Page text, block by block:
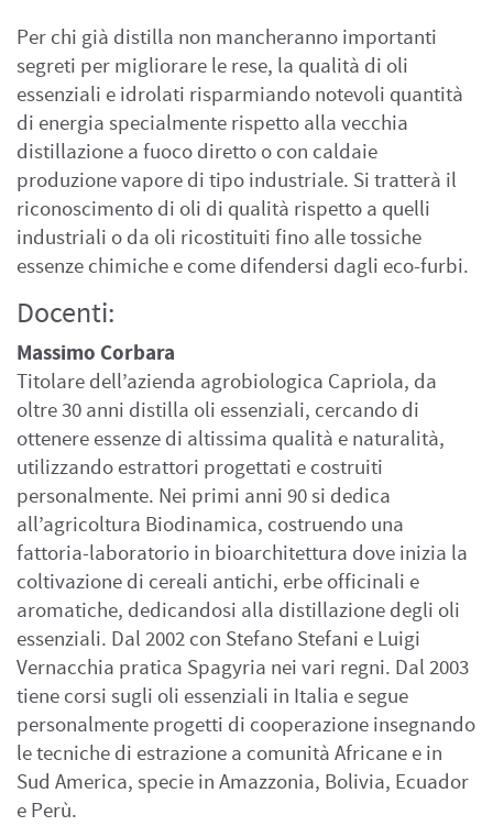
Per chi già distilla non mancheranno importanti
segreti per migliorare le rese, la qualità di oli
essenziali e idrolati risparmiando notevoli quantità
di energia specialmente rispetto alla vecchia
distillazione a fuoco diretto o con caldaie
produzione vapore di tipo industriale. Si tratterà il
riconoscimento di oli di qualità rispetto a quelli
industriali o da oli ricostituiti fino alle tossiche
essenze chimiche e come difendersi dagli eco-furbi.
Docenti:
Massimo Corbara
Titolare dell’azienda agrobiologica Capriola, da
oltre 30 anni distilla oli essenziali, cercando di
ottenere essenze di altissima qualità e naturalità,
utilizzando estrattori progettati e costruiti
personalmente. Nei primi anni 90 si dedica
all’agricoltura Biodinamica, costruendo una
fattoria-laboratorio in bioarchitettura dove inizia la
coltivazione di cereali antichi, erbe officinali e
aromatiche, dedicandosi alla distillazione degli oli
essenziali. Dal 2002 con Stefano Stefani e Luigi
Vernacchia pratica Spagyria nei vari regni. Dal 2003
tiene corsi sugli oli essenziali in Italia e segue
personalmente progetti di cooperazione insegnando
le tecniche di estrazione a comunità Africane e in
Sud America, specie in Amazzonia, Bolivia, Ecuador
e Perù.